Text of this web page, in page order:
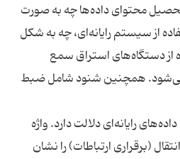
تحصیل محتوای داده‌ها چه به صورت
از سیستم رایانه‌ای، چه به شکل
از دستگاه‌های استراق سمع
می‌شود. همچنین شنود شامل ضبط
رایانه‌ای دلالت دارد. واژه
(برقراری ارتباطات) را نشان